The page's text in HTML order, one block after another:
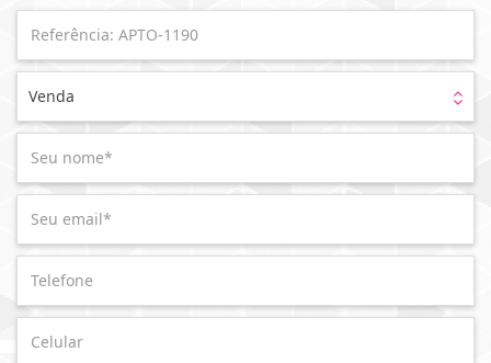
Venda